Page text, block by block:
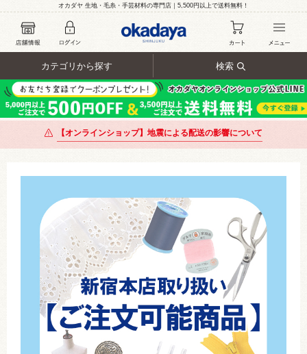
オカダヤ 生地・毛糸・手芸材料の専門店｜5,500円以上で送料無料！
カテゴリから探す 検索
【オンラインショップ】地震による配送の影響について